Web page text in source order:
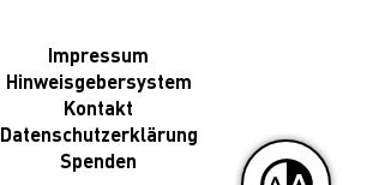
Impressum
Hinweisgebersystem
Kontakt
Datenschutzerklärung
Spenden